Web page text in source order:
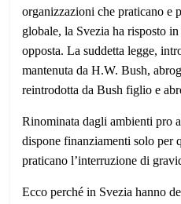
organizzazioni che praticano e
globale, la Svezia ha risposto
opposta. La suddetta legge,
mantenuta da H.W. Bush,
reintrodotta da Bush figlio e
Rinominata dagli ambienti pro
dispone finanziamenti solo per
praticano l’interruzione di
Ecco perché in Svezia hanno